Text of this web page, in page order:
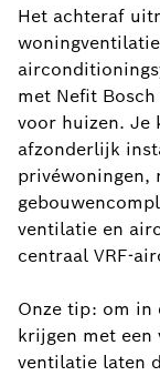
Het achteraf
met Nefit
voor huizen. Je
afzonderlijk
privéwoningen,
ventilatie en
centraal VRF-
Onze tip: om in
krijgen met een
ventilatie laten